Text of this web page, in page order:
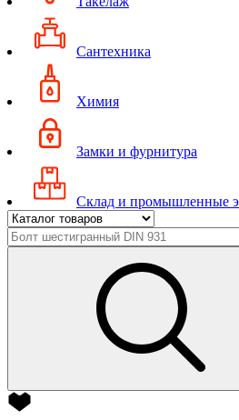
Сантехника
Химия
Замки и фурнитура
Склад и промышленные